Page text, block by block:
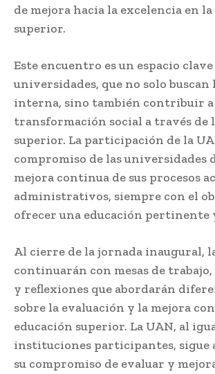
de mejora hacia la excelencia en
superior.
Este encuentro es un espacio
universidades, que no solo buscan
interna, sino también contribuir
transformación social a través de
superior. La participación de la
compromiso de las universidades
mejora continua de sus procesos
administrativos, siempre con el
ofrecer una educación pertinente
Al cierre de la jornada inaugural,
continuarán con mesas de
y reflexiones que abordarán
sobre la evaluación y la mejora
educación superior. La UAN, al
instituciones participantes, sigue
su compromiso de evaluar y